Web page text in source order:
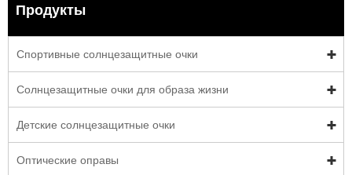
Продукты
Спортивные солнцезащитные очки
Солнцезащитные очки для образа жизни
Детские солнцезащитные очки
Оптические оправы